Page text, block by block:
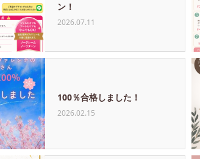
ン！
2026.07.11
100％合格しました！
2026.02.15